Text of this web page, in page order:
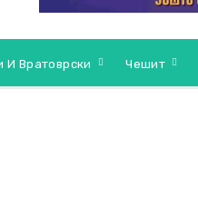
И Вратоврски Чешит